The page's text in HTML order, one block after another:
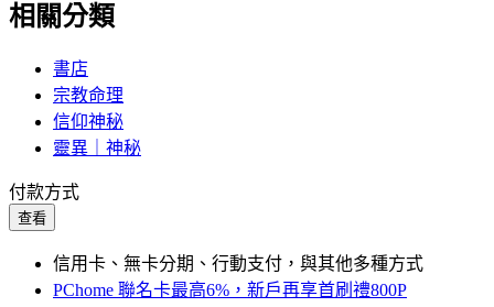
相關分類
書店
宗教命理
信仰神秘
靈異｜神秘
付款方式
查看
信用卡、無卡分期、行動支付，與其他多種方式
PChome 聯名卡最高6%，新戶再享首刷禮800P